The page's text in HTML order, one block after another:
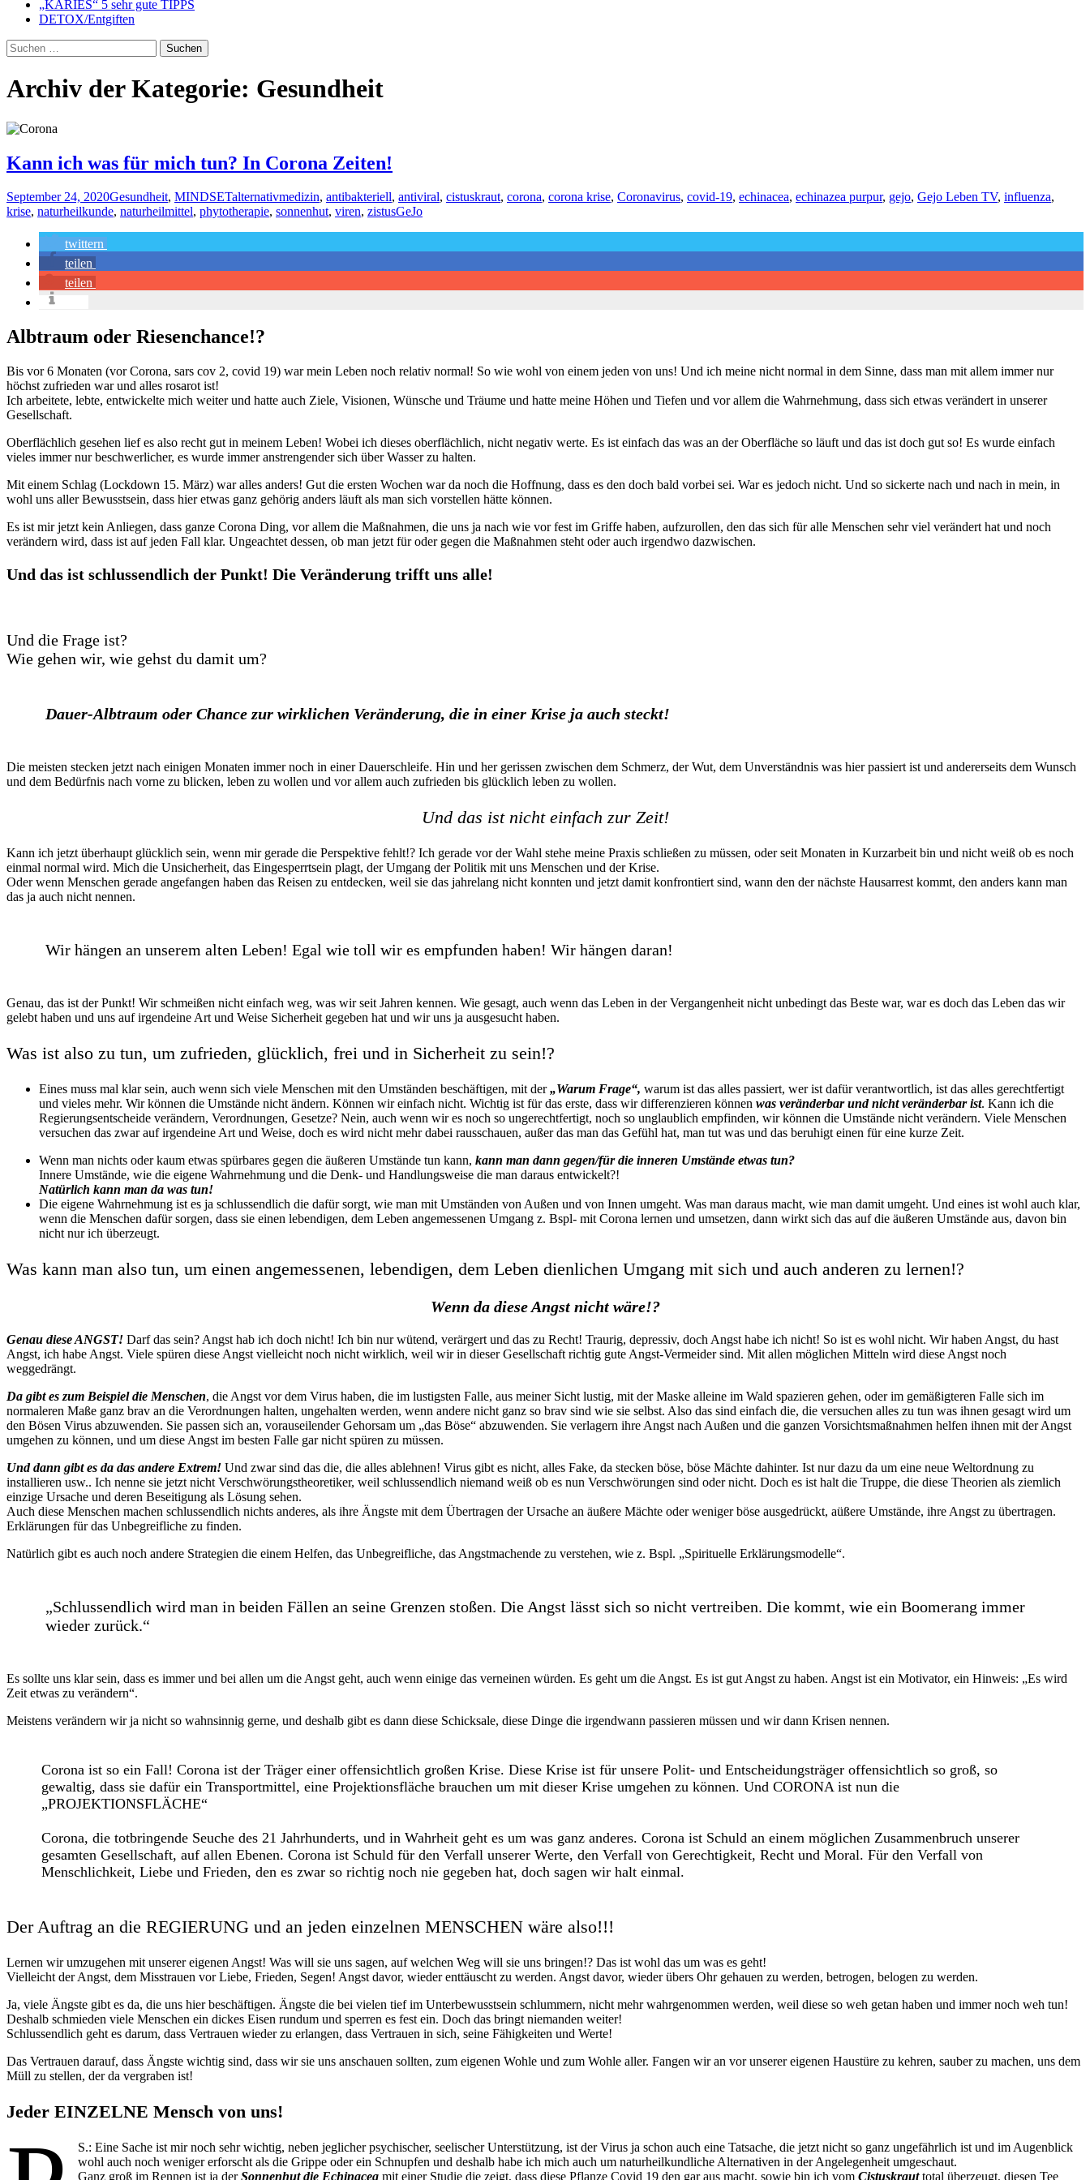
„KARIES“ 5 sehr gute TIPPS
DETOX/Entgiften
Suchen
nach:
Archiv der Kategorie: Gesundheit
Kann ich was für mich tun? In Corona Zeiten!
September 24, 2020Gesundheit, MINDSETalternativmedizin, antibakteriell, antiviral, cistuskraut, corona, corona krise, Coronavirus, covid-19, echinacea, echinazea purpur, gejo, Gejo Leben TV, influenza,
krise, naturheilkunde, naturheilmittel, phytotherapie, sonnenhut, viren, zistusGeJo
twittern
teilen
teilen
Albtraum oder Riesenchance!?
Bis vor 6 Monaten (vor Corona, sars cov 2, covid 19) war mein Leben noch relativ normal! So wie wohl von einem jeden von uns! Und ich meine nicht normal in dem Sinne, dass man mit allem immer nur
höchst zufrieden war und alles rosarot ist!
Ich arbeitete, lebte, entwickelte mich weiter und hatte auch Ziele, Visionen, Wünsche und Träume und hatte meine Höhen und Tiefen und vor allem die Wahrnehmung, dass sich etwas verändert in unserer
Gesellschaft.
Oberflächlich gesehen lief es also recht gut in meinem Leben! Wobei ich dieses oberflächlich, nicht negativ werte. Es ist einfach das was an der Oberfläche so läuft und das ist doch gut so! Es wurde einfach
vieles immer nur beschwerlicher, es wurde immer anstrengender sich über Wasser zu halten.
Mit einem Schlag (Lockdown 15. März) war alles anders! Gut die ersten Wochen war da noch die Hoffnung, dass es den doch bald vorbei sei. War es jedoch nicht. Und so sickerte nach und nach in mein, in
wohl uns aller Bewusstsein, dass hier etwas ganz gehörig anders läuft als man sich vorstellen hätte können.
Es ist mir jetzt kein Anliegen, dass ganze Corona Ding, vor allem die Maßnahmen, die uns ja nach wie vor fest im Griffe haben, aufzurollen, den das sich für alle Menschen sehr viel verändert hat und noch
verändern wird, dass ist auf jeden Fall klar. Ungeachtet dessen, ob man jetzt für oder gegen die Maßnahmen steht oder auch irgendwo dazwischen.
Und das ist schlussendlich der Punkt! Die Veränderung trifft uns alle!
Und die Frage ist?
Wie gehen wir, wie gehst du damit um?
Dauer-Albtraum oder Chance zur wirklichen Veränderung, die in einer Krise ja auch steckt!
Die meisten stecken jetzt nach einigen Monaten immer noch in einer Dauerschleife. Hin und her gerissen zwischen dem Schmerz, der Wut, dem Unverständnis was hier passiert ist und andererseits dem Wunsch
und dem Bedürfnis nach vorne zu blicken, leben zu wollen und vor allem auch zufrieden bis glücklich leben zu wollen.
Und das ist nicht einfach zur Zeit!
Kann ich jetzt überhaupt glücklich sein, wenn mir gerade die Perspektive fehlt!? Ich gerade vor der Wahl stehe meine Praxis schließen zu müssen, oder seit Monaten in Kurzarbeit bin und nicht weiß ob es noch
einmal normal wird. Mich die Unsicherheit, das Eingesperrtsein plagt, der Umgang der Politik mit uns Menschen und der Krise.
Oder wenn Menschen gerade angefangen haben das Reisen zu entdecken, weil sie das jahrelang nicht konnten und jetzt damit konfrontiert sind, wann den der nächste Hausarrest kommt, den anders kann man
das ja auch nicht nennen.
Wir hängen an unserem alten Leben! Egal wie toll wir es empfunden haben! Wir hängen daran!
Genau, das ist der Punkt! Wir schmeißen nicht einfach weg, was wir seit Jahren kennen. Wie gesagt, auch wenn das Leben in der Vergangenheit nicht unbedingt das Beste war, war es doch das Leben das wir
gelebt haben und uns auf irgendeine Art und Weise Sicherheit gegeben hat und wir uns ja ausgesucht haben.
Was ist also zu tun, um zufrieden, glücklich, frei und in Sicherheit zu sein!?
Eines muss mal klar sein, auch wenn sich viele Menschen mit den Umständen beschäftigen, mit der„Warum Frage“, warum ist das alles passiert, wer ist dafür verantwortlich, ist das alles gerechtfertigt
und vieles mehr. Wir können die Umstände nicht ändern. Können wir einfach nicht. Wichtig ist für das erste, dass wir differenzieren können was veränderbar und nicht veränderbar ist. Kann ich die
Regierungsentscheide verändern, Verordnungen, Gesetze? Nein, auch wenn wir es noch so ungerechtfertigt, noch so unglaublich empfinden, wir können die Umstände nicht verändern. Viele Menschen
versuchen das zwar auf irgendeine Art und Weise, doch es wird nicht mehr dabei rausschauen, außer das man das Gefühl hat, man tut was und das beruhigt einen für eine kurze Zeit.
Wenn man nichts oder kaum etwas spürbares gegen die äußeren Umstände tun kann, kann man dann gegen/für die inneren Umstände etwas tun?
Innere Umstände, wie die eigene Wahrnehmung und die Denk- und Handlungsweise die man daraus entwickelt?!
Natürlich kann man da was tun!
Die eigene Wahrnehmung ist es ja schlussendlich die dafür sorgt, wie man mit Umständen von Außen und von Innen umgeht. Was man daraus macht, wie man damit umgeht. Und eines ist wohl auch klar,
wenn die Menschen dafür sorgen, dass sie einen lebendigen, dem Leben angemessenen Umgang z. Bspl- mit Corona lernen und umsetzen, dann wirkt sich das auf die äußeren Umstände aus, davon bin
nicht nur ich überzeugt.
Was kann man also tun, um einen angemessenen, lebendigen, dem Leben dienlichen Umgang mit sich und auch anderen zu lernen!?
Wenn da diese Angst nicht wäre!?
Genau diese ANGST! Darf das sein? Angst hab ich doch nicht! Ich bin nur wütend, verärgert und das zu Recht! Traurig, depressiv, doch Angst habe ich nicht! So ist es wohl nicht. Wir haben Angst, du hast
Angst, ich habe Angst. Viele spüren diese Angst vielleicht noch nicht wirklich, weil wir in dieser Gesellschaft richtig gute Angst-Vermeider sind. Mit allen möglichen Mitteln wird diese Angst noch
weggedrängt.
Da gibt es zum Beispiel die Menschen, die Angst vor dem Virus haben, die im lustigsten Falle, aus meiner Sicht lustig, mit der Maske alleine im Wald spazieren gehen, oder im gemäßigteren Falle sich im
normaleren Maße ganz brav an die Verordnungen halten, ungehalten werden, wenn andere nicht ganz so brav sind wie sie selbst. Also das sind einfach die, die versuchen alles zu tun was ihnen gesagt wird um
den Bösen Virus abzuwenden. Sie passen sich an, vorauseilender Gehorsam um „das Böse“ abzuwenden. Sie verlagern ihre Angst nach Außen und die ganzen Vorsichtsmaßnahmen helfen ihnen mit der Angst
umgehen zu können, und um diese Angst im besten Falle gar nicht spüren zu müssen.
Und dann gibt es da das andere Extrem! Und zwar sind das die, die alles ablehnen! Virus gibt es nicht, alles Fake, da stecken böse, böse Mächte dahinter. Ist nur dazu da um eine neue Weltordnung zu
installieren usw.. Ich nenne sie jetzt nicht Verschwörungstheoretiker, weil schlussendlich niemand weiß ob es nun Verschwörungen sind oder nicht. Doch es ist halt die Truppe, die diese Theorien als ziemlich
einzige Ursache und deren Beseitigung als Lösung sehen.
Auch diese Menschen machen schlussendlich nichts anderes, als ihre Ängste mit dem Übertragen der Ursache an äußere Mächte oder weniger böse ausgedrückt, aüßere Umstände, ihre Angst zu übertragen.
Erklärungen für das Unbegreifliche zu finden.
Natürlich gibt es auch noch andere Strategien die einem Helfen, das Unbegreifliche, das Angstmachende zu verstehen, wie z. Bspl. „Spirituelle Erklärungsmodelle“.
„Schlussendlich wird man in beiden Fällen an seine Grenzen stoßen. Die Angst lässt sich so nicht vertreiben. Die kommt, wie ein Boomerang immer
wieder zurück.“
Es sollte uns klar sein, dass es immer und bei allen um die Angst geht, auch wenn einige das verneinen würden. Es geht um die Angst. Es ist gut Angst zu haben. Angst ist ein Motivator, ein Hinweis: „Es wird
Zeit etwas zu verändern“.
Meistens verändern wir ja nicht so wahnsinnig gerne, und deshalb gibt es dann diese Schicksale, diese Dinge die irgendwann passieren müssen und wir dann Krisen nennen.
Corona ist so ein Fall! Corona ist der Träger einer offensichtlich großen Krise. Diese Krise ist für unsere Polit- und Entscheidungsträger offensichtlich so groß, so
gewaltig, dass sie dafür ein Transportmittel, eine Projektionsfläche brauchen um mit dieser Krise umgehen zu können. Und CORONA ist nun die
„PROJEKTIONSFLÄCHE“
Corona, die totbringende Seuche des 21 Jahrhunderts, und in Wahrheit geht es um was ganz anderes. Corona ist Schuld an einem möglichen Zusammenbruch unserer
gesamten Gesellschaft, auf allen Ebenen. Corona ist Schuld für den Verfall unserer Werte, den Verfall von Gerechtigkeit, Recht und Moral. Für den Verfall von
Menschlichkeit, Liebe und Frieden, den es zwar so richtig noch nie gegeben hat, doch sagen wir halt einmal.
Der Auftrag an die REGIERUNG und an jeden einzelnen MENSCHEN wäre also!!!
Lernen wir umzugehen mit unserer eigenen Angst! Was will sie uns sagen, auf welchen Weg will sie uns bringen!? Das ist wohl das um was es geht!
Vielleicht der Angst, dem Misstrauen vor Liebe, Frieden, Segen! Angst davor, wieder enttäuscht zu werden. Angst davor, wieder übers Ohr gehauen zu werden, betrogen, belogen zu werden.
Ja, viele Ängste gibt es da, die uns hier beschäftigen. Ängste die bei vielen tief im Unterbewusstsein schlummern, nicht mehr wahrgenommen werden, weil diese so weh getan haben und immer noch weh tun!
Deshalb schmieden viele Menschen ein dickes Eisen rundum und sperren es fest ein. Doch das bringt niemanden weiter!
Schlussendlich geht es darum, dass Vertrauen wieder zu erlangen, dass Vertrauen in sich, seine Fähigkeiten und Werte!
Das Vertrauen darauf, dass Ängste wichtig sind, dass wir sie uns anschauen sollten, zum eigenen Wohle und zum Wohle aller. Fangen wir an vor unserer eigenen Haustüre zu kehren, sauber zu machen, uns dem
Müll zu stellen, der da vergraben ist!
Jeder EINZELNE Mensch von uns!
S.: Eine Sache ist mir noch sehr wichtig, neben jeglicher psychischer, seelischer Unterstützung, ist der Virus ja schon auch eine Tatsache, die jetzt nicht so ganz ungefährlich ist und im Augenblick
wohl auch noch weniger erforscht als die Grippe oder ein Schnupfen und deshalb habe ich mich auch um naturheilkundliche Alternativen in der Angelegenheit umgeschaut.
Ganz groß im Rennen ist ja derSonnenhut die Echinacea mit einer Studie die zeigt, dass diese Pflanze Covid 19 den gar aus macht, sowie bin ich vomCistuskrauttotal überzeugt, diesen Tee